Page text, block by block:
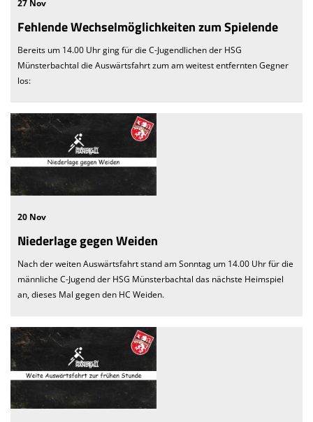
27 Nov
Fehlende Wechselmöglichkeiten zum Spielende
Bereits um 14.00 Uhr ging für die C-Jugendlichen der HSG
Münsterbachtal die Auswärtsfahrt zum am weitest entfernten Gegner
los:
20 Nov
Niederlage gegen Weiden
Nach der weiten Auswärtsfahrt stand am Sonntag um 14.00 Uhr für die
männliche C-Jugend der HSG Münsterbachtal das nächste Heimspiel
an, dieses Mal gegen den HC Weiden.